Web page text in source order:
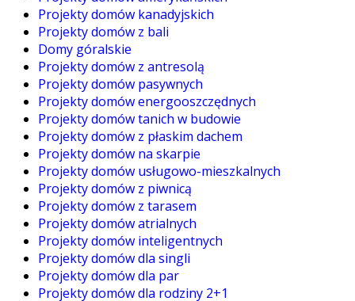
Projekty domów kanadyjskich
Projekty domów z bali
Domy góralskie
Projekty domów z antresolą
Projekty domów pasywnych
Projekty domów energooszczędnych
Projekty domów tanich w budowie
Projekty domów z płaskim dachem
Projekty domów na skarpie
Projekty domów usługowo-mieszkalnych
Projekty domów z piwnicą
Projekty domów z tarasem
Projekty domów atrialnych
Projekty domów inteligentnych
Projekty domów dla singli
Projekty domów dla par
Projekty domów dla rodziny 2+1